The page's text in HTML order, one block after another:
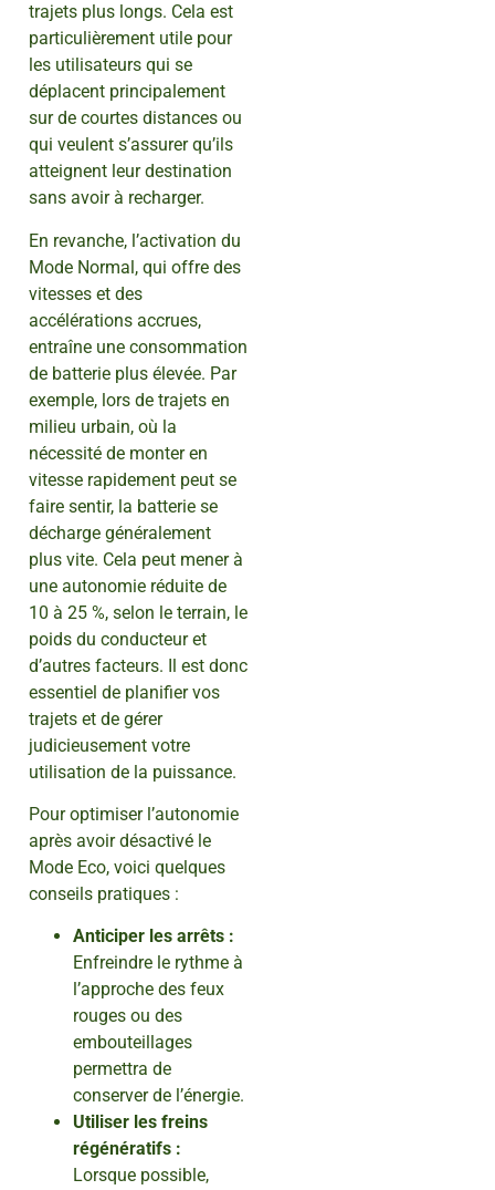
trajets plus longs. Cela est
particulièrement utile pour
les utilisateurs qui se
déplacent principalement
sur de courtes distances ou
qui veulent s’assurer qu’ils
atteignent leur destination
sans avoir à recharger.
En revanche, l’activation du
Mode Normal, qui offre des
vitesses et des
accélérations accrues,
entraîne une consommation
de batterie plus élevée. Par
exemple, lors de trajets en
milieu urbain, où la
nécessité de monter en
vitesse rapidement peut se
faire sentir, la batterie se
décharge généralement
plus vite. Cela peut mener à
une autonomie réduite de
10 à 25 %, selon le terrain, le
poids du conducteur et
d’autres facteurs. Il est donc
essentiel de planifier vos
trajets et de gérer
judicieusement votre
utilisation de la puissance.
Pour optimiser l’autonomie
après avoir désactivé le
Mode Eco, voici quelques
conseils pratiques :
Anticiper les arrêts :
Enfreindre le rythme à
l’approche des feux
rouges ou des
embouteillages
permettra de
conserver de l’énergie.
Utiliser les freins
régénératifs :
Lorsque possible,